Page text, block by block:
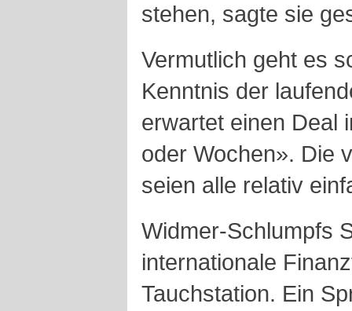
stehen, sagte sie
Vermutlich geht es
Kenntnis der
erwartet einen Deal
oder Wochen». Die
seien alle relativ
Widmer-Schlumpfs
internationale
Tauchstation. Ein